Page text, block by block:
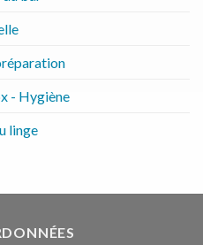
- Hygiène
linge